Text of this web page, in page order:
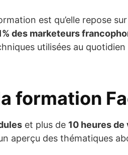
est qu’elle repose sur
des marketeurs
utilisées au
formation
et plus de 10 heures de
aperçu des thématiques